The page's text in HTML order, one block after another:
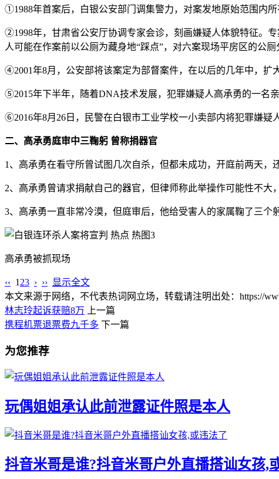
①1988年首案后，白银公安部门调集警力，对案发地原始范围内
②1998年，甘肃省公安厅协调专家会诊，刻画嫌疑人体貌特征。
人可能在作案前以公厕为藏身地“踩点”，对六案现场平房区的公
④2001年8月，公安部将该案定为部督案件，在以后的几年中，扩
⑤2015年下半年，随着DNA技术发展，犯罪嫌疑人高承勇的一名
⑥2016年8月26日，民警在白银市工业学校一小卖部内将犯罪嫌疑
二、高承勇庭审中三鞠躬 曾称捐器官
1、高承勇在看守所曾试图几次自杀，但都未成功，开庭前两天，
2、高承勇曾请求捐献自己的器官，但律师称此举操作可能性不大
3、高承勇一直非常冷漠，但庭审后，他给受害人的家属鞠了三个
高承勇被抓现场
‹‹ 1 23 › ›› 显示全文
本文来源于网络，不代表热词网立场，转载请注明出处：https://
林志玲起诉获赔8万
上一篇
携程机票退票费九千多 下一篇
为您推荐
玩偶姐姐承认此前泄露证件照是本人
抖音米哥是谁?抖音米哥户外直播搭讪女孩,